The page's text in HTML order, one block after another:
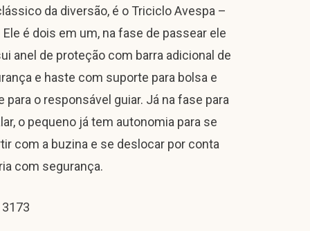
da diversão, é o Triciclo Avespa –
Ele é dois em um, na fase de passear ele
anel de proteção com barra adicional de
e haste com suporte para bolsa e
para o responsável guiar. Já na fase para
o pequeno já tem autonomia para se
com a buzina e se deslocar por conta
com segurança.
3173